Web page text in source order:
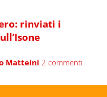
rinviati i
Matteini 2 commenti